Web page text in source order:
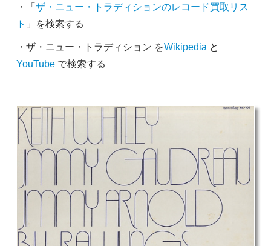
・「 ザ・ニュー・トラディションのレコード買取リス
ト 」を検索する
・ザ・ニュー・トラディション をWikipedia と
YouTubeで検索する